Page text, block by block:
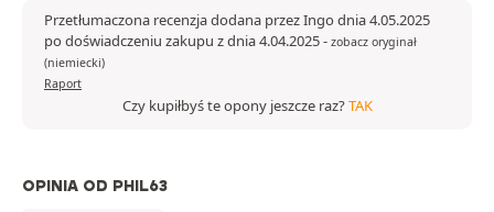
Przetłumaczona recenzja dodana przez Ingo dnia 4.05.2025
po doświadczeniu zakupu z dnia 4.04.2025- zobacz oryginał
(niemiecki)
Raport
Czy kupiłbyś te opony jeszcze raz?TAK
OPINIA OD PHIL63